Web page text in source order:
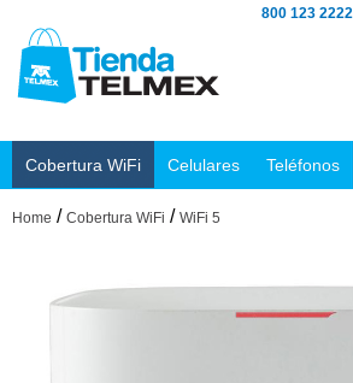
800 123 2222
Cobertura WiFi Celulares Teléfonos
Home / Cobertura WiFi / WiFi 5